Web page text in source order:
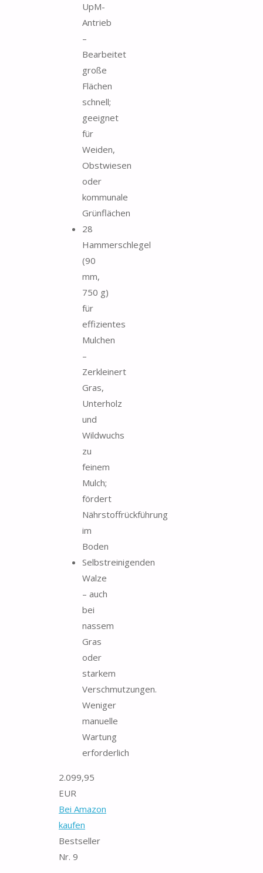
UpM-
Antrieb
–
Bearbeitet
große
Flächen
schnell;
geeignet
für
Weiden,
Obstwiesen
oder
kommunale
Grünflächen
28
Hammerschlegel
(90
mm,
750 g)
für
effizientes
Mulchen
–
Zerkleinert
Gras,
Unterholz
und
Wildwuchs
zu
feinem
Mulch;
fördert
Nährstoffrückführung
im
Boden
Selbstreinigenden
Walze
– auch
bei
nassem
Gras
oder
starkem
Verschmutzungen.
Weniger
manuelle
Wartung
erforderlich
2.099,95
EUR
Bei Amazon
kaufen
Bestseller
Nr. 9